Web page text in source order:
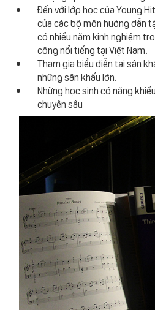
Đến với lớp học của Young
của các bộ môn hướng dẫn
có nhiều năm kinh nghiệm
công nổi tiếng tại Việt Nam.
Tham gia biểu diễn tại sân
những sân khấu lớn.
Những học sinh có năng
chuyên sâu